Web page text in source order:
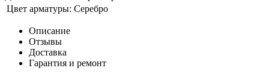
Цвет арматуры: Серебро
Описание
Отзывы
Доставка
Гарантия и ремонт